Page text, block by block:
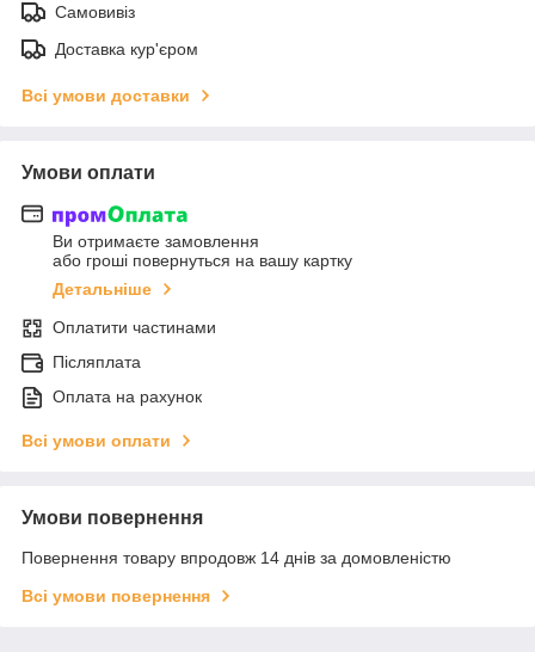
Самовивіз
Доставка кур'єром
Всі умови доставки
Умови оплати
Ви отримаєте замовлення
або гроші повернуться на вашу картку
Детальніше
Оплатити частинами
Післяплата
Оплата на рахунок
Всі умови оплати
Умови повернення
Повернення товару впродовж 14 днів за домовленістю
Всі умови повернення